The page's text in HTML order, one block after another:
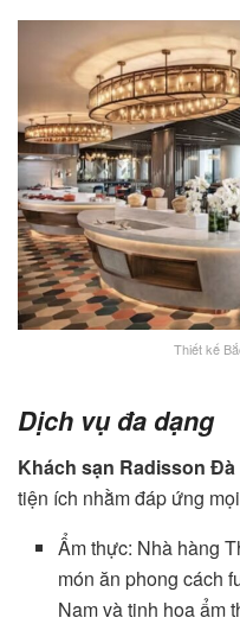
Thiết kế
Dịch vụ đa dạng
Khách sạn Radisson Đà
tiện ích nhằm đáp ứng
Ẩm thực: Nhà hàng
món ăn phong cách
Nam và tinh hoa ẩm